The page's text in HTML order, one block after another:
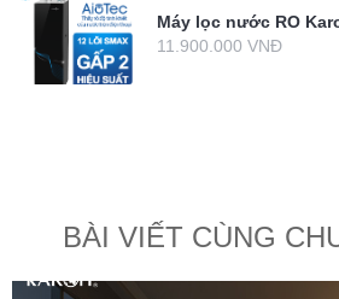
Máy lọc nước RO
11.900.000 VNĐ
BÀI VIẾT CÙNG